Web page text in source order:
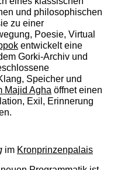
und philosophischen
zu einer
Poesie, Virtual
entwickelt eine
Gorki-Archiv und
Speicher und
Majid Aghaöffnet einen
Exil, Erinnerung
im Kronprinzenpalais